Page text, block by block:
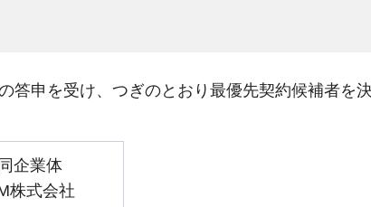
申を受け、つぎのとおり最優先契約候補者を
企業体
株式会社